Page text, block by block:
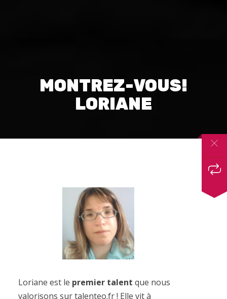
MONTREZ-VOUS!
LORIANE
Loriane est le premier talent que nous
valorisons sur talenteo.fr ! Elle vit à